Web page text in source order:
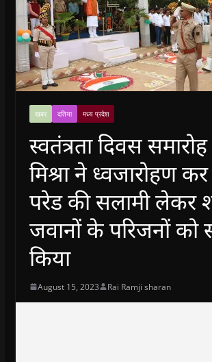
खबर दतिया मध्य प्रदेश
स्वतंत्रता दिवस
मिश्रा ने ध्वजारोहण
परेड की सलामी लेकर
जवानों के परिजनों को
किया
August 15, 2023 Rai Ramji sharan